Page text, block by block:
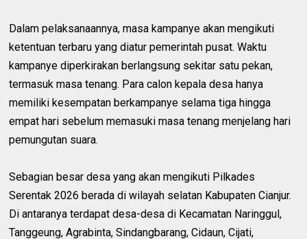
Dalam pelaksanaannya, masa kampanye akan mengikuti
ketentuan terbaru yang diatur pemerintah pusat. Waktu
kampanye diperkirakan berlangsung sekitar satu pekan,
termasuk masa tenang. Para calon kepala desa hanya
memiliki kesempatan berkampanye selama tiga hingga
empat hari sebelum memasuki masa tenang menjelang hari
pemungutan suara.
Sebagian besar desa yang akan mengikuti Pilkades
Serentak 2026 berada di wilayah selatan Kabupaten Cianjur.
Di antaranya terdapat desa-desa di Kecamatan Naringgul,
Tanggeung, Agrabinta, Sindangbarang, Cidaun, Cijati,